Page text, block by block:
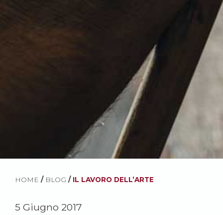
HOME / BLOG / IL LAVORO DELL’ARTE
5 Giugno 2017